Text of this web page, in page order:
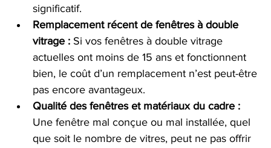
significatif.
Remplacement récent de fenêtres à double
vitrage : Si vos fenêtres à double vitrage
actuelles ont moins de 15 ans et fonctionnent
bien, le coût d’un remplacement n’est peut-être
pas encore avantageux.
Qualité des fenêtres et matériaux du cadre :
Une fenêtre mal conçue ou mal installée, quel
que soit le nombre de vitres, peut ne pas offrir